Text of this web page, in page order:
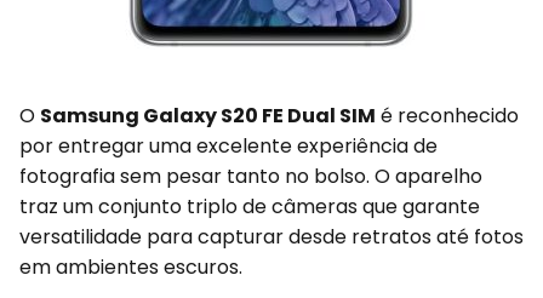
O Samsung Galaxy S20 FE Dual SIM é reconhecido
por entregar uma excelente experiência de
fotografia sem pesar tanto no bolso. O aparelho
traz um conjunto triplo de câmeras que garante
versatilidade para capturar desde retratos até fotos
em ambientes escuros.